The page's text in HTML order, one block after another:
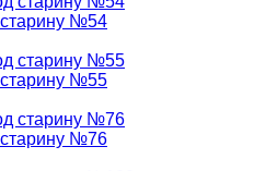
№54
№55
№76